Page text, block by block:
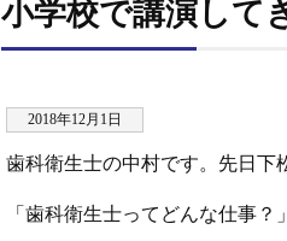
小学校で講演して
2018年12月1日
歯科衛生士の中村です。先日下
「歯科衛生士ってどんな仕事